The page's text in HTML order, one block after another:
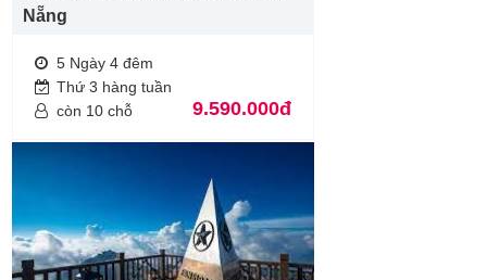
Nẵng
5 Ngày 4 đêm
Thứ 3 hàng tuần
còn 10 chỗ
9.590.000đ